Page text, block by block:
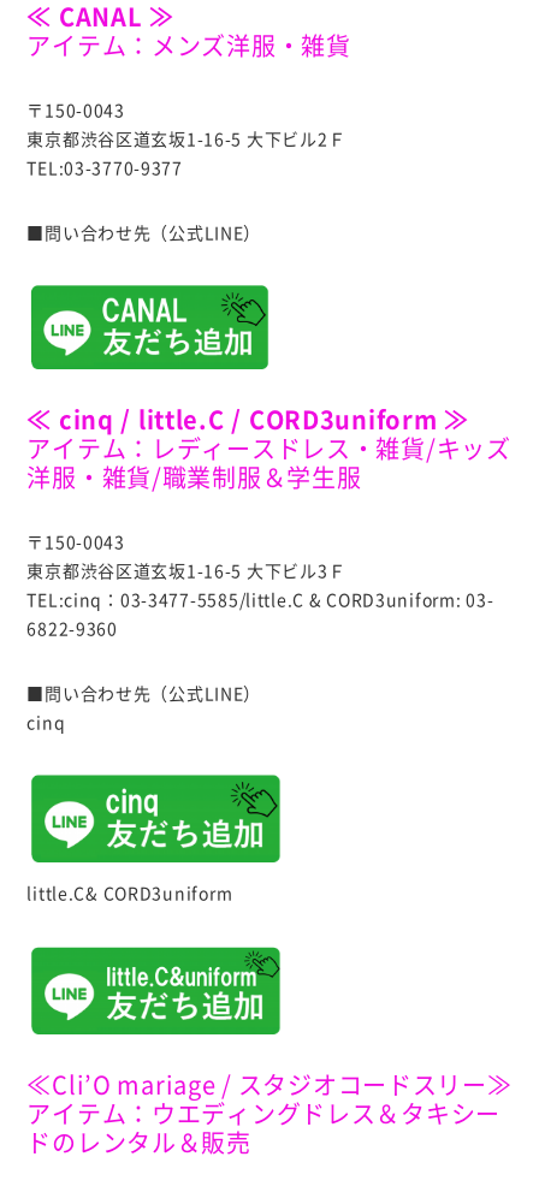
≪ CANAL ≫
アイテム：メンズ洋服・雑貨
〒150-0043
東京都渋谷区道玄坂1-16-5 大下ビル2Ｆ
TEL:03-3770-9377
■問い合わせ先（公式LINE）
≪ cinq / little.C / CORD3uniform ≫
アイテム：レディースドレス・雑貨/キッズ
洋服・雑貨/職業制服＆学生服
〒150-0043
東京都渋谷区道玄坂1-16-5 大下ビル3Ｆ
TEL:cinq：03-3477-5585/little.C & CORD3uniform: 03-
6822-9360
■問い合わせ先（公式LINE）
cinq
little.C& CORD3uniform
≪Cli’O mariage / スタジオコードスリー≫
アイテム：ウエディングドレス＆タキシー
ドのレンタル＆販売